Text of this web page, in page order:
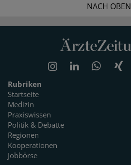
NACH OBEN
Rubriken
Startseite
Medizin
Praxiswissen
Politik & Debatte
Regionen
Kooperationen
Jobbörse